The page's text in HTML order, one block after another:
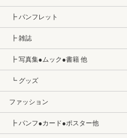
┣ パンフレット
┣ 雑誌
┣ 写真集●ムック●書籍 他
┗ グッズ
ファッション
┣ パンフ●カード●ポスター他